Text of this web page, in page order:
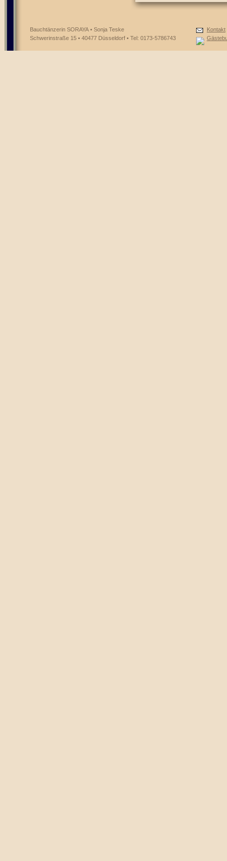
Bauchtänzerin SORAYA • Sonja Teske
Schwerinstraße 15 • 40477 Düsseldorf • Tel: 0173-5786743
Kontakt